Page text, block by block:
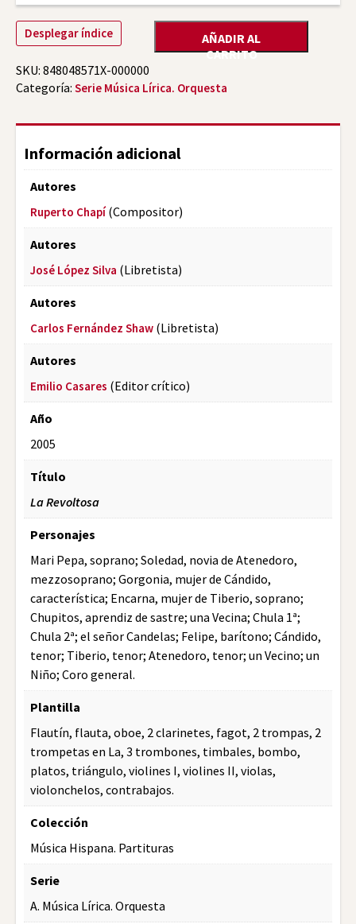
AÑADIR AL
CARRITO
Desplegar índice
SKU: 848048571X-000000
Categoría: Serie Música Lírica. Orquesta
Información adicional
Autores
Ruperto Chapí(Compositor)
Autores
José López Silva (Libretista)
Autores
Carlos Fernández Shaw (Libretista)
Autores
Emilio Casares (Editor crítico)
Año
2005
Título
La Revoltosa
Personajes
Mari Pepa, soprano; Soledad, novia de Atenedoro,
mezzosoprano; Gorgonia, mujer de Cándido,
característica; Encarna, mujer de Tiberio, soprano;
Chupitos, aprendiz de sastre; una Vecina; Chula 1ª;
Chula 2ª; el señor Candelas; Felipe, barítono; Cándido,
tenor; Tiberio, tenor; Atenedoro, tenor; un Vecino; un
Niño; Coro general.
Plantilla
Flautín, flauta, oboe, 2 clarinetes, fagot, 2 trompas, 2
trompetas en La, 3 trombones, timbales, bombo,
platos, triángulo, violines I, violines II, violas,
violonchelos, contrabajos.
Colección
Música Hispana. Partituras
Serie
A. Música Lírica. Orquesta